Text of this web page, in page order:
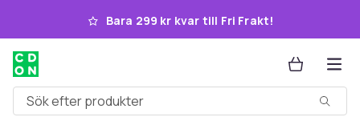
Hoppa till huvudinnehållet
Bara 299 kr kvar till Fri Frakt!
Sök efter produkter